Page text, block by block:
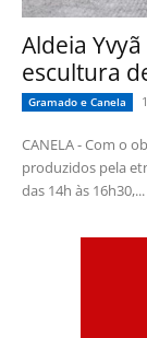
Aldeia
escultura
Gramado e Canela
CANELA - Com o
produzidos pela
das 14h às 16h30,...